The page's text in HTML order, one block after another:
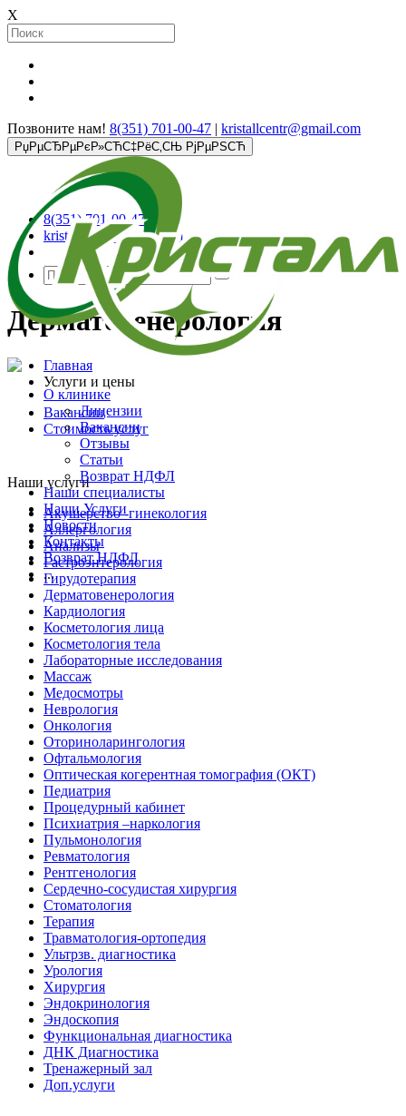
X
Позвоните нам! 8(351) 701-00-47 | kristallcentr@gmail.com
РџРµСЂРµРєР»СЋС‡РёС‚СЊ РјРµРЅСЋ
О клинике
Лицензии
Вакансии
Отзывы
Статьи
Возврат НДФЛ
Наши специалисты
Наши Услуги
Новости
Контакты
Возврат НДФЛ
...
8(351) 701-00-47
kristallcentr@gmail.com
Дерматовенерология
Главная
Услуги и цены
Вакансии
Стоимость услуг
Наши услуги
Акушерство -гинекология
Аллергология
Анализы
Гастроэнтерология
Гирудотерапия
Дерматовенерология
Кардиология
Косметология лица
Косметология тела
Лабораторные исследования
Массаж
Медосмотры
Неврология
Онкология
Оториноларингология
Офтальмология
Оптическая когерентная томография (ОКТ)
Педиатрия
Процедурный кабинет
Психиатрия –наркология
Пульмонология
Ревматология
Рентгенология
Сердечно-сосудистая хирургия
Стоматология
Терапия
Травматология-ортопедия
Ультрзв. диагностика
Урология
Хирургия
Эндокринология
Эндоскопия
Функциональная диагностика
ДНК Диагностика
Тренажерный зал
Доп.услуги